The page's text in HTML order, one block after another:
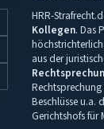
HRR-
Kollegen. Das
aus der
Beschlüsse u.a.
Gerichtshofs für